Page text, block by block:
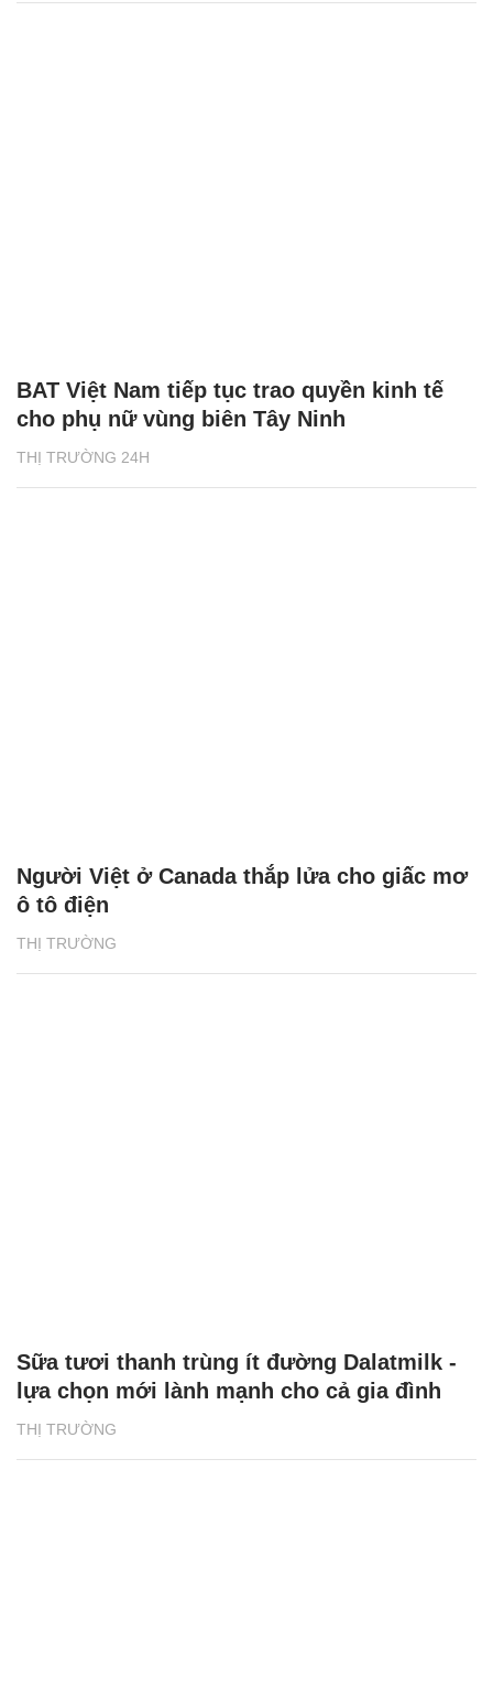
THỊ TRƯỜNG 24H
BAT Việt Nam tiếp tục trao quyền kinh tế
cho phụ nữ vùng biên Tây Ninh
THỊ TRƯỜNG
Người Việt ở Canada thắp lửa cho giấc mơ
ô tô điện
THỊ TRƯỜNG
Sữa tươi thanh trùng ít đường Dalatmilk -
lựa chọn mới lành mạnh cho cả gia đình